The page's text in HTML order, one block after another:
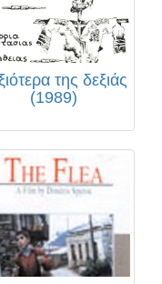
της δεξιάς
(1989)